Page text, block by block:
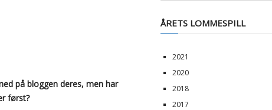
på bloggen deres, men har
først?
ÅRETS LOMMESPILL
2021
2020
2018
2017